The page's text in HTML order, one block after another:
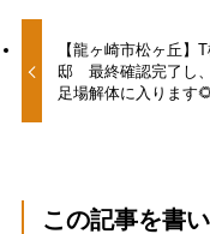
【龍ヶ崎市松ヶ丘】
邸 最終確認完了し
足場解体に入ります
この記事を書